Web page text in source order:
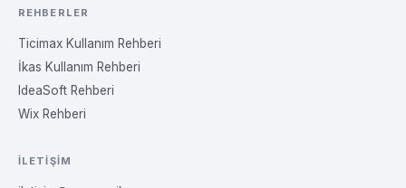
REHBERLER
Ticimax Kullanım Rehberi
İkas Kullanım Rehberi
IdeaSoft Rehberi
Wix Rehberi
İLETIŞIM